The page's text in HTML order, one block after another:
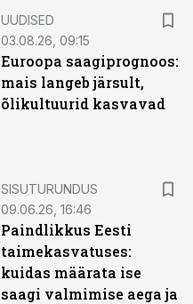
UUDISED
03.08.26, 09:15
Euroopa saagiprognoos:
mais langeb järsult,
õlikultuurid kasvavad
SISUTURUNDUS
09.06.26, 16:46
Paindlikkus Eesti
taimekasvatuses:
kuidas määrata ise
saagi valmimise aega ja